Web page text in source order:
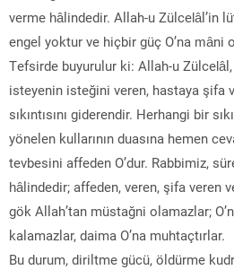
verme hâlindedir. Allah-u Zülcelâl’in
engel yoktur ve hiçbir güç O’na mâni
Tefsirde buyurulur ki: Allah-u
isteyenin isteğini veren, hastaya şifa
sıkıntısını giderendir. Herhangi bir
yönelen kullarının duasına hemen
tevbesini affeden O’dur. Rabbimiz,
hâlindedir; affeden, veren, şifa veren
gök Allah’tan müstağni olamazlar;
kalamazlar, daima O’na muhtaçtırlar.
Bu durum, diriltme gücü, öldürme